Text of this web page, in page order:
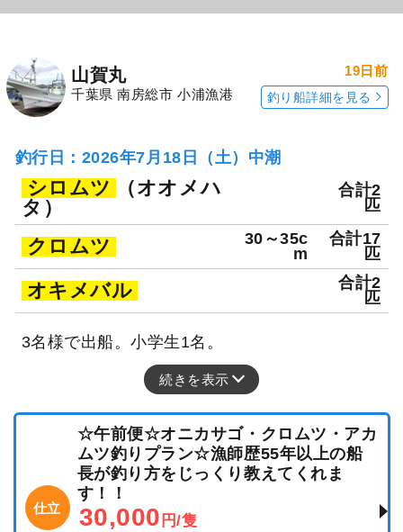
山賀丸
千葉県 南房総市 小浦漁港
19日前
釣り船詳細を見る
釣行日：2026年7月18日（土）中潮
シロムツ
（オオメハ
タ）
合計2
匹
クロムツ
30～35c
m
合計17
匹
オキメバル
合計2
匹
3名様で出船。小学生1名。
続きを表示
仕立
☆午前便☆オニカサゴ・クロムツ・アカ
ムツ釣りプラン☆漁師歴55年以上の船
長が釣り方をじっくり教えてくれま
す！！
30,000 円/隻